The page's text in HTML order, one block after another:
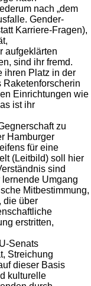
nach „dem
Gender-
Karriere-Fragen),
aufgeklärten
sind ihr fremd.
ihren Platz in der
Raketenforscherin
Einrichtungen wie
ist ihr
zu
Hamburger
für eine
(Leitbild) soll hier
sind
Umgang
Mitbestimmung,
die über
erstritten,
Senats
Streichung
dieser Basis
kulturelle